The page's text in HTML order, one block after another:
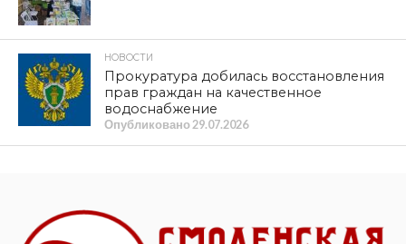
НОВОСТИ
Прокуратура добилась восстановления
прав граждан на качественное
водоснабжение
Опубликовано29.07.2026